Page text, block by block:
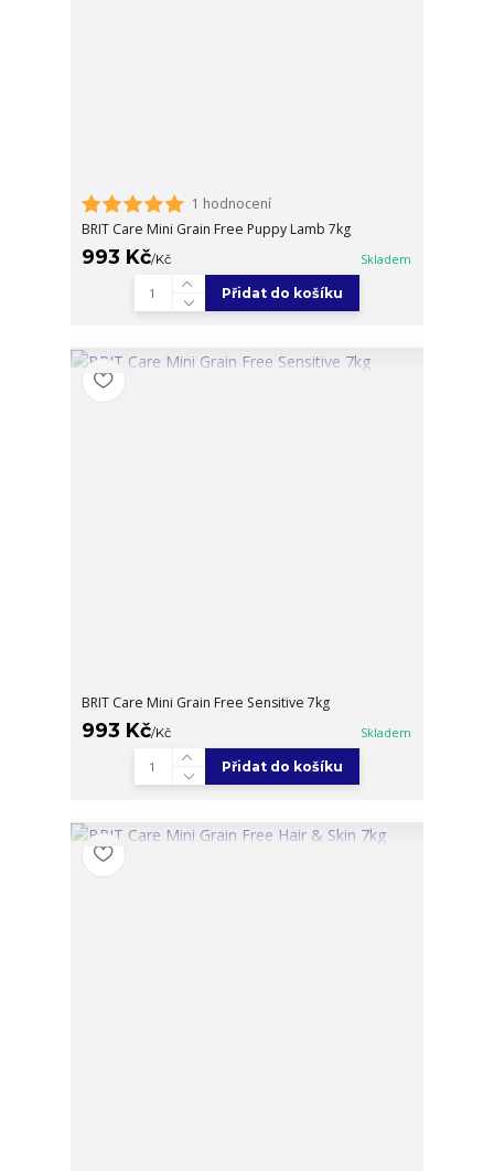
1 hodnocení
BRIT Care Mini Grain Free Puppy Lamb 7kg
993 Kč/Kč Skladem
Přidat do košíku
BRIT Care Mini Grain Free Sensitive 7kg
993 Kč/Kč Skladem
Přidat do košíku